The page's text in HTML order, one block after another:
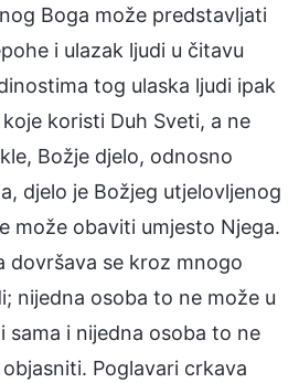
Boga može predstavljati
i ulazak ljudi u čitavu
tog ulaska ljudi ipak
koristi Duh Sveti, a ne
Božje djelo, odnosno
djelo je Božjeg utjelovljenog
može obaviti umjesto Njega.
dovršava se kroz mnogo
nijedna osoba to ne može u
i nijedna osoba to ne
Poglavari crkava